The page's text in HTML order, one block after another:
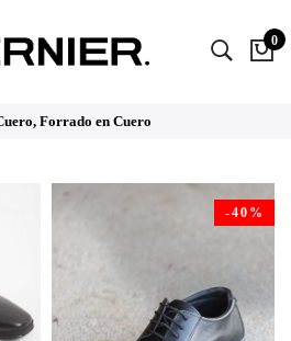
0
Forrado en Cuero
-40%